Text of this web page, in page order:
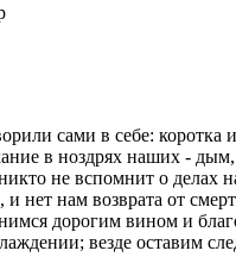
сами в себе: коротка
в ноздрях наших - дым,
не вспомнит о
нет нам возврата от
дорогим вином и
везде оставим